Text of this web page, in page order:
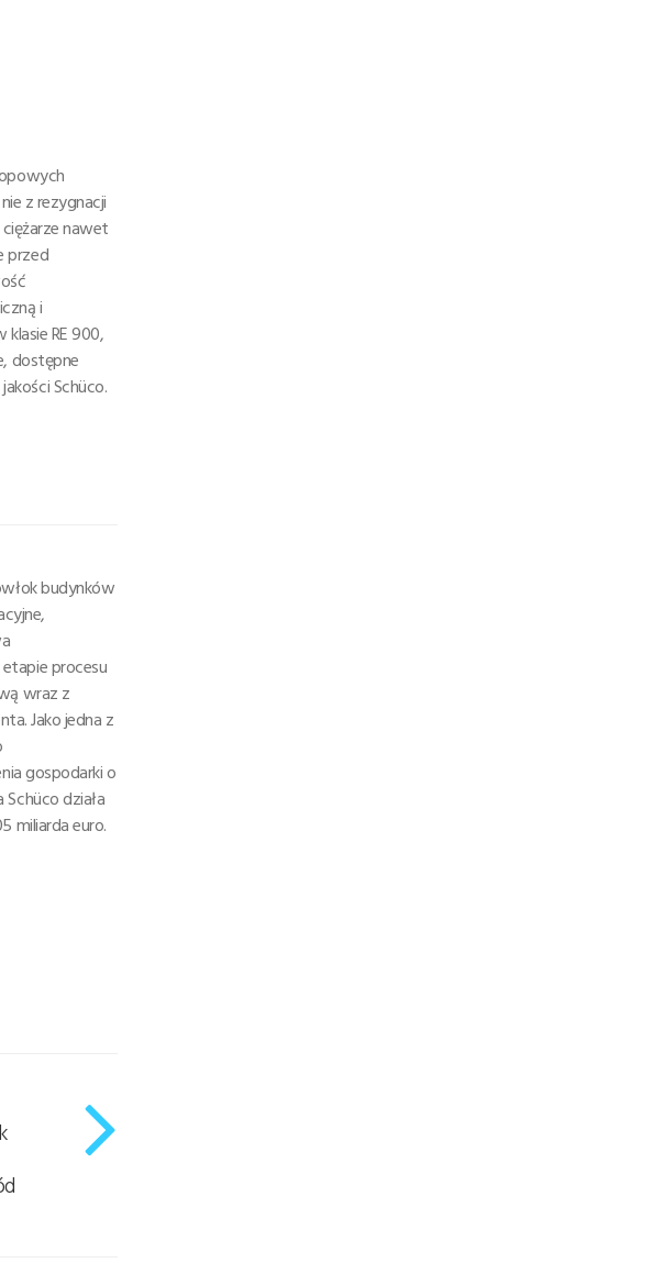
z rezygnacji
nawet
przed
i
RE 900,
dostępne
Schüco.
budynków
procesu
wraz z
Jako jedna z
gospodarki o
działa
miliarda euro.